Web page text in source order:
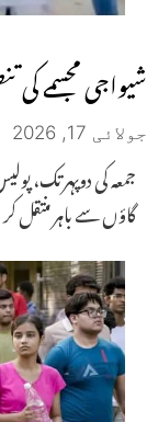
شیواجی مجسمے
جولائی 17, 2026
جمعہ کی دوپہر تک،
گاؤں سے باہر منتقل